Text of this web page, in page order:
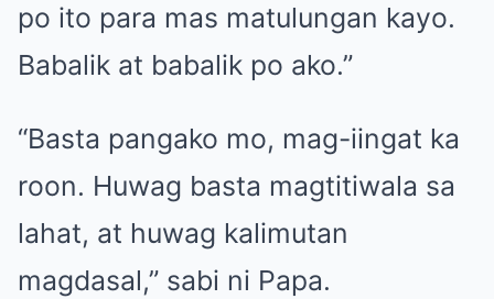
po ito para mas matulungan kayo.
Babalik at babalik po ako.”
“Basta pangako mo, mag-iingat ka
roon. Huwag basta magtitiwala sa
lahat, at huwag kalimutan
magdasal,” sabi ni Papa.